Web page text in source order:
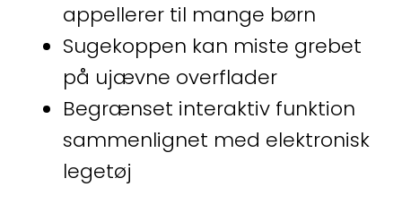
appellerer til mange børn
Sugekoppen kan miste grebet
på ujævne overflader
Begrænset interaktiv funktion
sammenlignet med elektronisk
legetøj